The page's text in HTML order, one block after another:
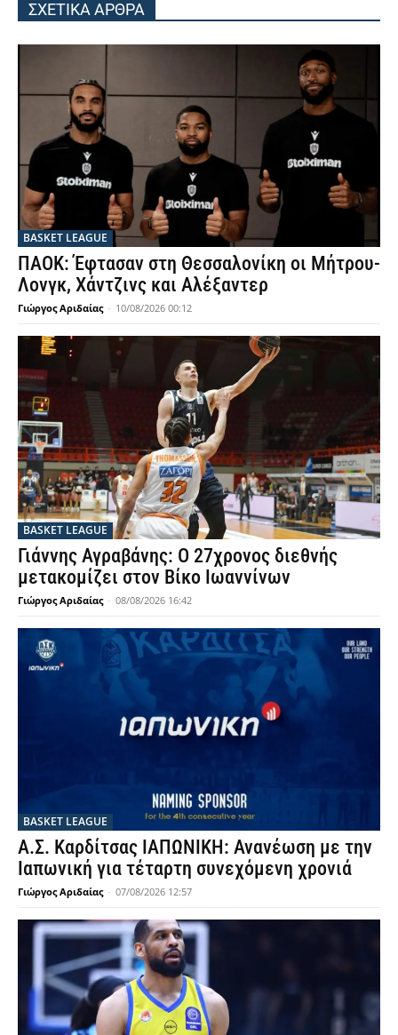
ΣΧΕΤΙΚΑ ΑΡΘΡΑ
BASKET LEAGUE
ΠΑΟΚ: Έφτασαν στη Θεσσαλονίκη οι Μήτρου-
Λονγκ, Χάντζινς και Αλέξαντερ
Γιώργος Αριδαίας - 10/08/2026 00:12
BASKET LEAGUE
Γιάννης Αγραβάνης: Ο 27χρονος διεθνής
μετακομίζει στον Βίκο Ιωαννίνων
Γιώργος Αριδαίας - 08/08/2026 16:42
BASKET LEAGUE
Α.Σ. Καρδίτσας ΙΑΠΩΝΙΚΗ: Ανανέωση με την
Ιαπωνική για τέταρτη συνεχόμενη χρονιά
Γιώργος Αριδαίας - 07/08/2026 12:57